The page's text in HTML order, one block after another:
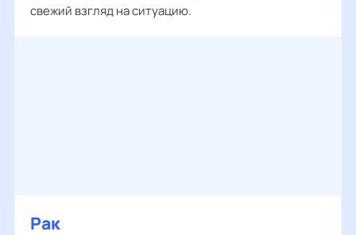
свежий взгляд на ситуацию.
Рак